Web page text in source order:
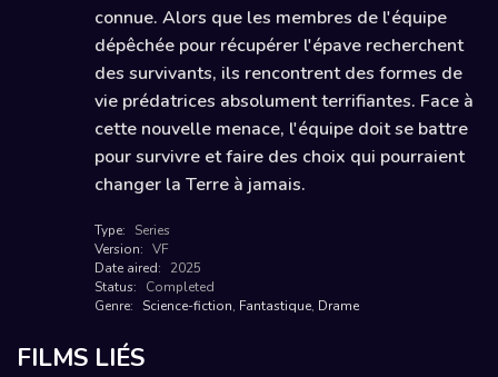
connue. Alors que les membres de l'équipe
dépêchée pour récupérer l'épave recherchent
des survivants, ils rencontrent des formes de
vie prédatrices absolument terrifiantes. Face à
cette nouvelle menace, l'équipe doit se battre
pour survivre et faire des choix qui pourraient
changer la Terre à jamais.
Type:
Series
Version: VF
Date aired:
2025
Status:
Completed
Genre:
Science-fiction, Fantastique, Drame
FILMS LIÉS